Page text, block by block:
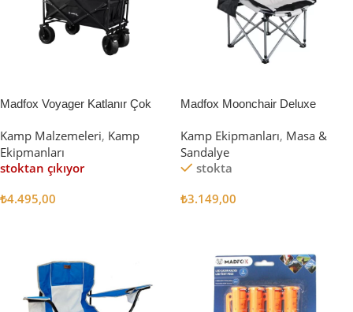
Madfox Voyager Katlanır Çok
[Vagon] BLACK
Kamp Malzemeleri, Kamp
Ekipmanları
stoktan çıkıyor
₺4.495,00
Madfox Moonchair Deluxe
Siyah/Gri
Kamp Ekipmanları, Masa &
Sandalye
stokta
₺3.149,00